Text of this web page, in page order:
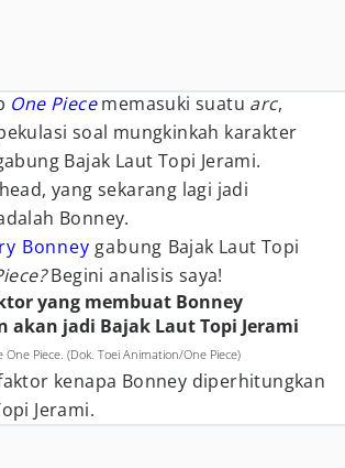
One Piece memasuki suatu arc,
soal mungkinkah karakter
Bajak Laut Topi Jerami.
yang sekarang lagi jadi
Bonney.
Bonney gabung Bajak Laut Topi
Begini analisis saya!
yang membuat Bonney
akan jadi Bajak Laut Topi Jerami
One Piece. (Dok. Toei Animation/One Piece)
kenapa Bonney diperhitungkan
Jerami.